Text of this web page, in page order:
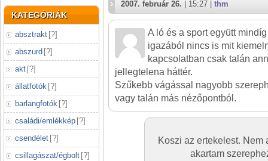
KATEGÓRIÁK
absztrakt [?]
abszurd [?]
akt [?]
állatfotók [?]
barlangfotók [?]
családi/emlékkép [?]
csendélet [?]
csillagászat/égbolt [?]
2007. február 26. | 15:27 | thm
A ló és a sport együtt
igazából nincs is mit
kapcsolatban csak talán
jellegtelena háttér.
Szűkebb vágással nagyobb
vagy talán más nézőpontból.
Koszi az ertekelest. Nem
akartam